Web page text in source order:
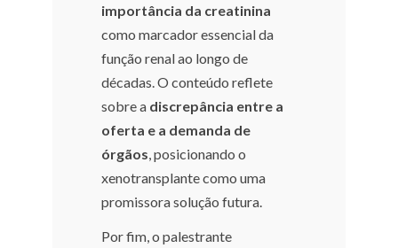
importância da creatinina
como marcador essencial da
função renal ao longo de
décadas. O conteúdo reflete
sobre a discrepância entre a
oferta e a demanda de
órgãos , posicionando o
xenotransplante como uma
promissora solução futura.
Por fim, o palestrante